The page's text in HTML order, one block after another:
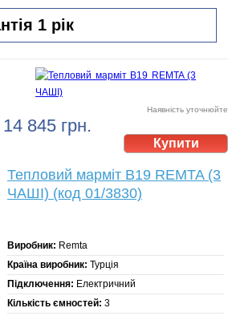
1 рік
14 845 грн.
Наявність уточнюйте
Тепловий марміт B19 REMTA (3
ЧАШІ) (код 01/3830)
Виробник: Remta
Країна виробник: Турція
Підключення: Електричний
Кількість ємностей: 3